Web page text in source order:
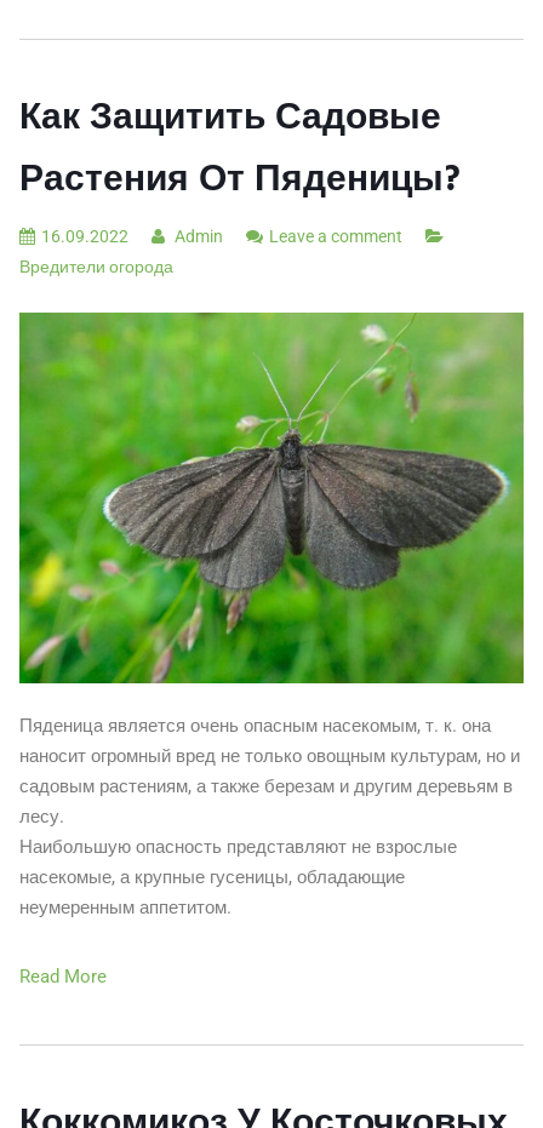
Как Защитить Садовые
Растения От Пяденицы?
16.09.2022 Admin
Leave a comment
Вредители огорода
Пяденица является очень опасным насекомым, т. к. она
наносит огромный вред не только овощным культурам, но и
садовым растениям, а также березам и другим деревьям в
лесу.
Наибольшую опасность представляют не взрослые
насекомые, а крупные гусеницы, обладающие
неумеренным аппетитом.
Read More